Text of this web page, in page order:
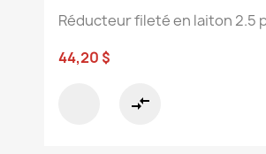
Réducteur fileté en laiton 2.5
44,20 $
compare_arrows